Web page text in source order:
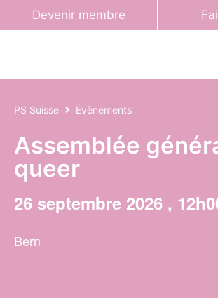
Devenir membre
PS Suisse Évènements
Assemblée
queer
26 septembre 2026 ,
Bern